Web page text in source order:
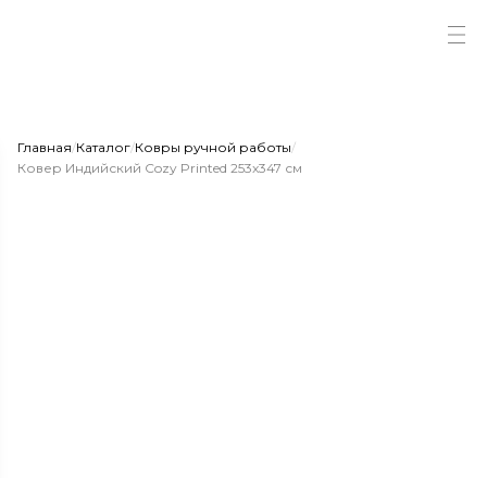
Главная/Каталог/Ковры ручной работы/
Ковер Индийский Cozy Printed 253x347 см